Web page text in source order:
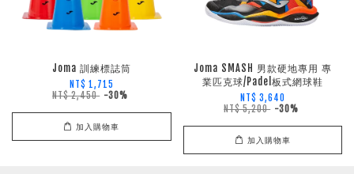
Joma 訓練標誌筒
NT$ 1,715
NT$ 2,450 -30%
加入購物車
Joma SMASH 男款硬地專用 專
業匹克球/Padel板式網球鞋
NT$ 3,640
NT$ 5,200 -30%
加入購物車